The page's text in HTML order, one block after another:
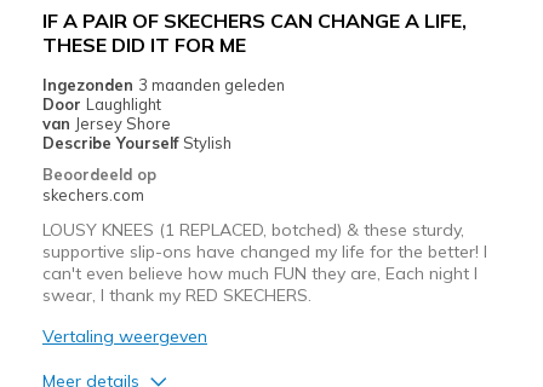
View On Shoes
Shoes are for Wearing
IF A PAIR OF SKECHERS CAN CHANGE A LIFE,
THESE DID IT FOR ME
Ingezonden 3 maanden geleden
Door Laughlight
van Jersey Shore
Describe Yourself Stylish
Beoordeeld op
skechers.com
LOUSY KNEES (1 REPLACED, botched) & these sturdy,
supportive slip-ons have changed my life for the better! I
can't even believe how much FUN they are, Each night I
swear, I thank my RED SKECHERS.
Vertaling weergeven
Meer details